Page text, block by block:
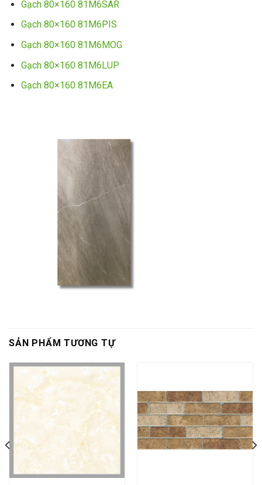
Gạch 80×160 81M6SAR
Gạch 80×160 81M6PIS
Gạch 80×160 81M6MOG
Gạch 80×160 81M6LUP
Gạch 80×160 81M6EA
SẢN PHẨM TƯƠNG TỰ